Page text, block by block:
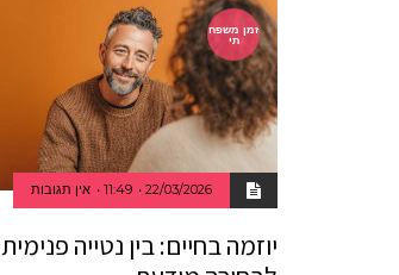
זמן משפח
תי
22/03/2026
11:49 אין תגובות
יוזמה בחיים: בין נטייה פנימית